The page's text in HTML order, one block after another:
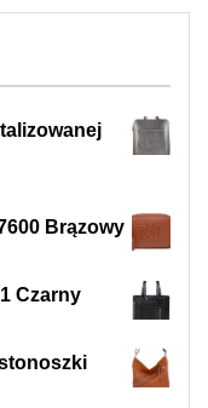
Brązowy
Czarny